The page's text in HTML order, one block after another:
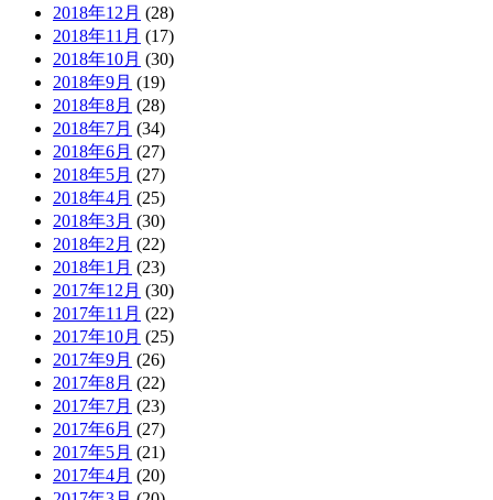
2018年12月 (28)
2018年11月 (17)
2018年10月 (30)
2018年9月 (19)
2018年8月 (28)
2018年7月 (34)
2018年6月 (27)
2018年5月 (27)
2018年4月 (25)
2018年3月 (30)
2018年2月 (22)
2018年1月 (23)
2017年12月 (30)
2017年11月 (22)
2017年10月 (25)
2017年9月 (26)
2017年8月 (22)
2017年7月 (23)
2017年6月 (27)
2017年5月 (21)
2017年4月 (20)